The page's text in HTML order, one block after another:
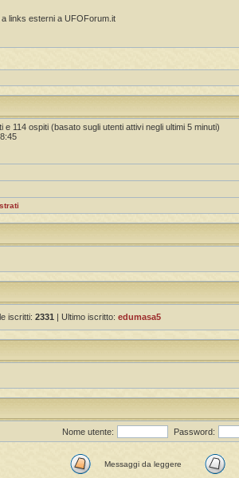
links esterni a UFOForum.it
114 ospiti (basato sugli utenti attivi negli ultimi 5 minuti)
iscritti: 2331 | Ultimo iscritto: edumasa5
Nome utente: Password:
Messaggi da leggere